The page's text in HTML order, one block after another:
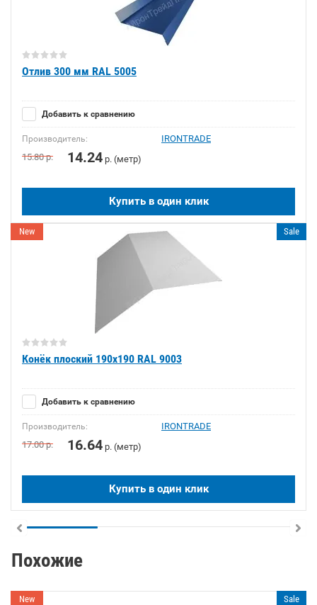
Отлив 300 мм RAL 5005
Добавить к сравнению
Производитель:
IRONTRADE
15.80р. 14.24 р. (метр)
Купить в один клик
New Sale
Конёк плоский 190х190 RAL 9003
Добавить к сравнению
Производитель:
IRONTRADE
17.00р. 16.64 р. (метр)
Купить в один клик
Похожие
New Sale